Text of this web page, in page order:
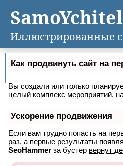
Как продвинуть сайт на
Вы создали или только
целый комплекс мероприятий,
Ускорение продвижения
Если вам трудно попасть на
раз, а первые результаты
SeoHammer за бустер вернут
Иллюстрированные